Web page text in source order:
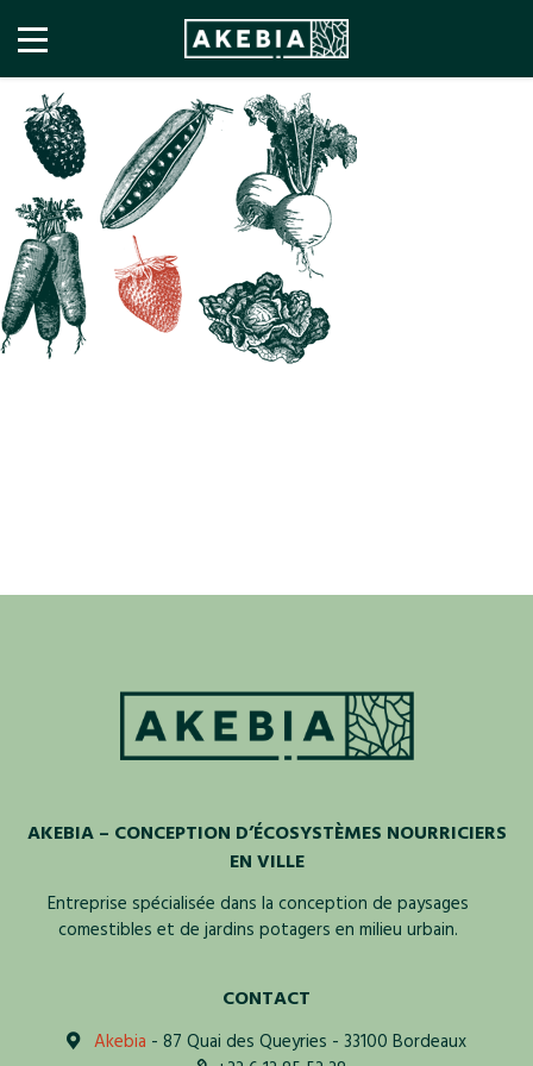
AKEBIA – CONCEPTION D’ÉCOSYSTÈMES NOURRICIERS
EN VILLE
Entreprise spécialisée dans la conception de paysages
comestibles et de jardins potagers en milieu urbain.
CONTACT
Akebia - 87 Quai des Queyries - 33100 Bordeaux